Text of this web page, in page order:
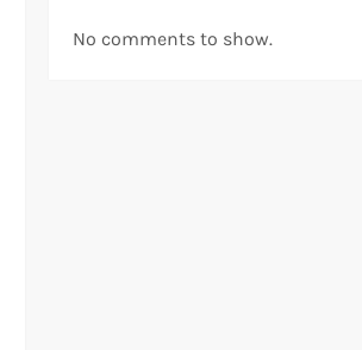
No comments to show.